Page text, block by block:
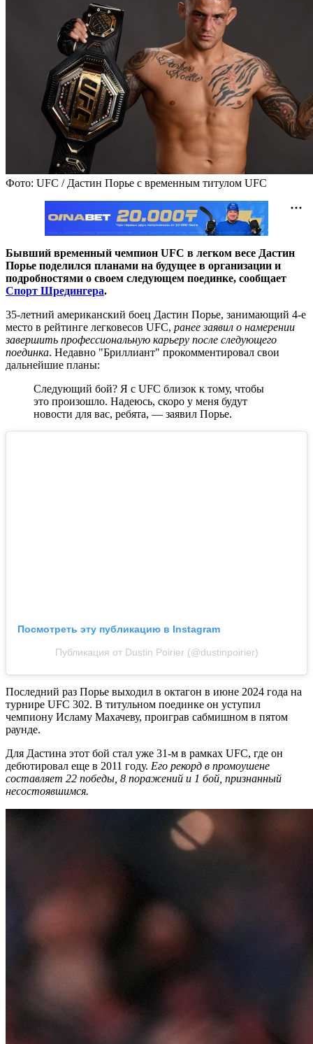
Фото: UFC / Дастин Порье с временным титулом UFC
Бывший временный чемпион UFC в легком весе Дастин
Порье поделился планами на будущее в организации и
подробностями о своем следующем поединке, сообщает
Спорт Шредингера.
35-летний американский боец Дастин Порье, занимающий 4-е
место в рейтинге легковесов UFC, ранее заявил о намерении
завершить профессиональную карьеру после следующего
поединка. Недавно "Бриллиант" прокомментировал свои
дальнейшие планы:
Следующий бой? Я с UFC близок к тому, чтобы
это произошло. Надеюсь, скоро у меня будут
новости для вас, ребята, — заявил Порье.
Посмотреть эту публикацию в Instagram
Публикация от Dustin Poirier (@dustinpoirier)
Последний раз Порье выходил в октагон в июне 2024 года на
турнире UFC 302. В титульном поединке он уступил
чемпиону Исламу Махачеву, проиграв сабмишном в пятом
раунде.
Для Дастина этот бой стал уже 31-м в рамках UFC, где он
дебютировал еще в 2011 году. Его рекорд в промоушене
составляет 22 победы, 8 поражений и 1 бой, признанный
несостоявшимся.